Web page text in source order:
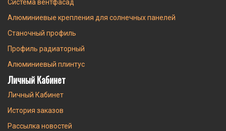
Система вентфасад
Алюминиевые крепления для солнечных панелей
Станочный профиль
Профиль радиаторный
Алюминиевый плинтус
Личный Кабинет
Личный Кабинет
История заказов
Рассылка новостей